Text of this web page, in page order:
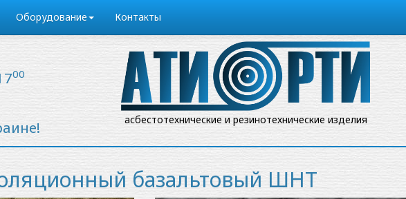
Оборудование Контакты
асбестотехнические и резинотехнические изделия
00
базальтовый ШНТ